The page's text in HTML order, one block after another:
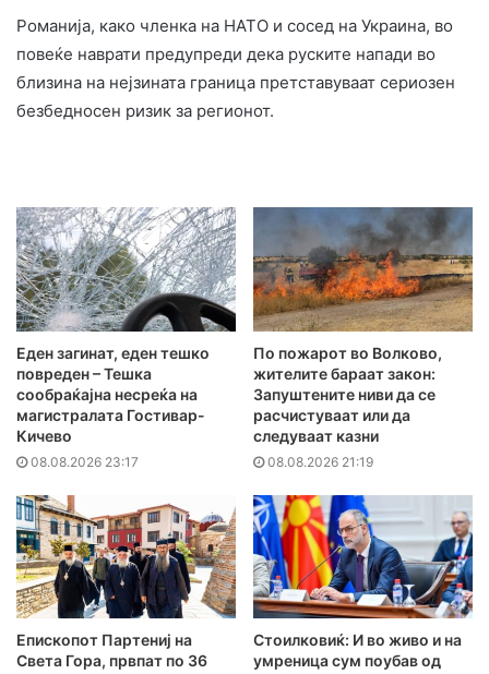
Романија, како членка на НАТО и сосед на Украина, во
повеќе наврати предупреди дека руските напади во
близина на нејзината граница претставуваат сериозен
безбедносен ризик за регионот.
Еден загинат, еден тешко
повреден – Тешка
сообраќајна несреќа на
магистралата Гостивар-
Кичево
08.08.2026 23:17
По пожарот во Волково,
жителите бараат закон:
Запуштените ниви да се
расчистуваат или да
следуваат казни
08.08.2026 21:19
Епископот Партениј на
Света Гора, првпат по 36
Стоилковиќ: И во живо и на
умреница сум поубав од